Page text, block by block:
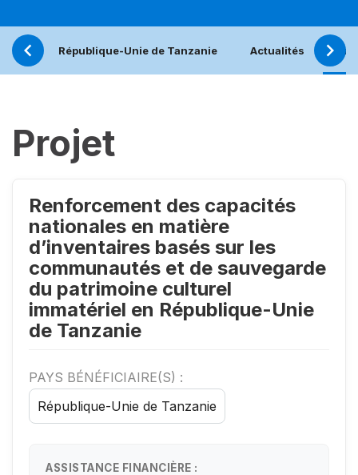
République-Unie de Tanzanie Actualités
Projet
Renforcement des capacités
nationales en matière
d’inventaires basés sur les
communautés et de sauvegarde
du patrimoine culturel
immatériel en République-Unie
de Tanzanie
PAYS BÉNÉFICIAIRE(S) :
République-Unie de Tanzanie
ASSISTANCE FINANCIÈRE :